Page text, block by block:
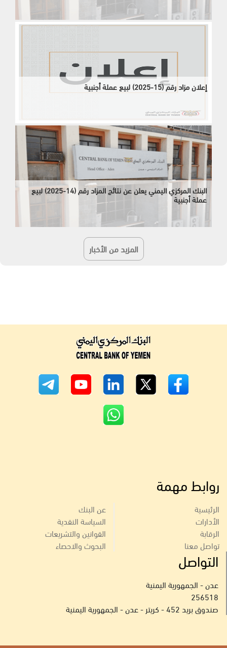
إعلان مزاد رقم (15-2025) لبيع عملة أجنبية
البنك المركزي اليمني يعلن عن نتائج المزاد رقم (14-2025) لبيع
عملة أجنبية
المزيد من الأخبار
روابط مهمة
الرئيسية
الأدارات
الرقابة
تواصل معنا
عن البنك
السياسة النقدية
القوانين والتشريعات
البحوث والاحصاء
التواصل
عدن - الجمهورية اليمنية
256518
صندوق بريد 452 - كريتر - عدن - الجمهورية اليمنية